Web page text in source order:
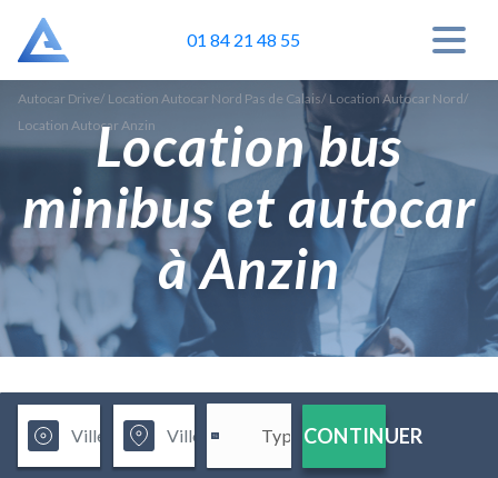
01 84 21 48 55
Autocar Drive/ Location Autocar Nord Pas de Calais/ Location Autocar Nord/
Location Autocar AnzinLocation bus
minibus et autocar
à Anzin
CONTINUER